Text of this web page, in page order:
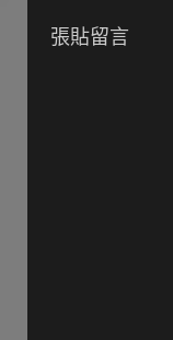
張貼留言